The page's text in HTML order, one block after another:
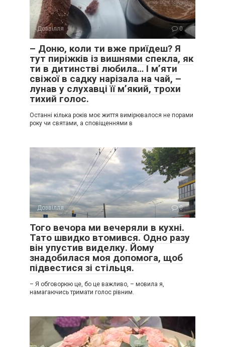
Дозвілля 0
– Доню, коли ти вже приїдеш? Я
тут пиріжків із вишнями спекла, як
ти в дитинстві любила… І м’яти
свіжої в садку нарізала на чай, –
лунав у слухавці її м’який, трохи
тихий голос.
Останні кілька років моє життя вимірювалося не порами
року чи святами, а сповіщеннями в
Дозвілля 0
Того вечора ми вечеряли в кухні.
Тато швидко втомився. Одно разу
він упустив виделку. Йому
знадобилася моя допомога, щоб
підвестися зі стільця.
– Я обговорюю це, бо це важливо, – мовила я,
намагаючись тримати голос рівним.